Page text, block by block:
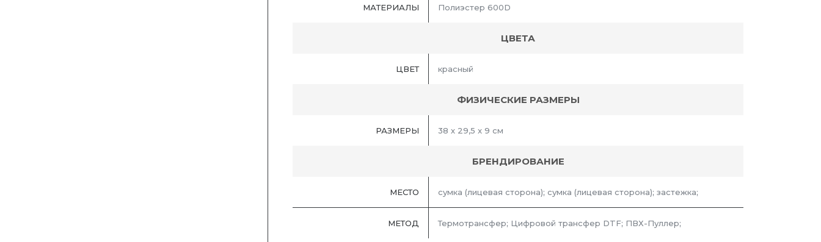
МАТЕРИАЛЫ Полиэстер 600D
ЦВЕТА
ЦВЕТ красный
ФИЗИЧЕСКИЕ РАЗМЕРЫ
РАЗМЕРЫ 38 х 29,5 x 9 см
БРЕНДИРОВАНИЕ
МЕСТО сумка (лицевая сторона); сумка (лицевая сторона); застежка;
МЕТОД Термотрансфер; Цифровой трансфер DTF; ПВХ-Пуллер;